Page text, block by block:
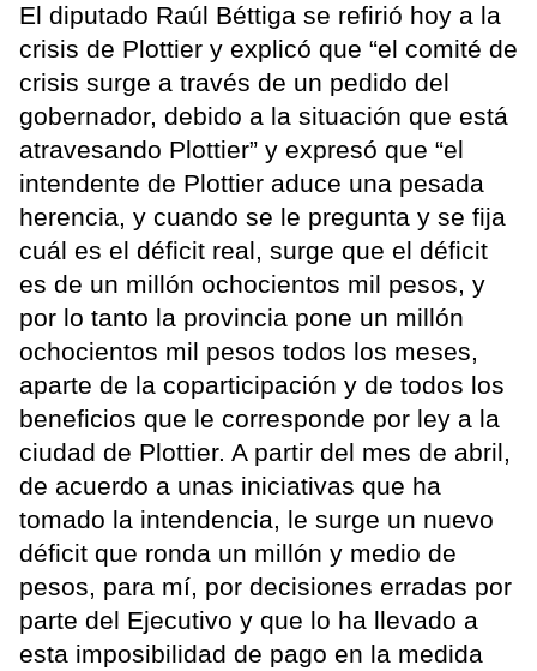
El diputado Raúl Béttiga se refirió hoy a la
crisis de Plottier y explicó que “el comité de
crisis surge a través de un pedido del
gobernador, debido a la situación que está
atravesando Plottier” y expresó que “el
intendente de Plottier aduce una pesada
herencia, y cuando se le pregunta y se fija
cuál es el déficit real, surge que el déficit
es de un millón ochocientos mil pesos, y
por lo tanto la provincia pone un millón
ochocientos mil pesos todos los meses,
aparte de la coparticipación y de todos los
beneficios que le corresponde por ley a la
ciudad de Plottier. A partir del mes de abril,
de acuerdo a unas iniciativas que ha
tomado la intendencia, le surge un nuevo
déficit que ronda un millón y medio de
pesos, para mí, por decisiones erradas por
parte del Ejecutivo y que lo ha llevado a
esta imposibilidad de pago en la medida